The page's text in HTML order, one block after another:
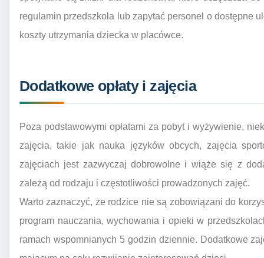
regulamin przedszkola lub zapytać personel o dostępne
koszty utrzymania dziecka w placówce.
Dodatkowe opłaty i zajęcia
Poza podstawowymi opłatami za pobyt i wyżywienie,
zajęcia, takie jak nauka języków obcych, zajęcia
zajęciach jest zazwyczaj dobrowolne i wiąże się z
zależą od rodzaju i częstotliwości prowadzonych zajęć.
Warto zaznaczyć, że rodzice nie są zobowiązani do
program nauczania, wychowania i opieki w
ramach wspomnianych 5 godzin dziennie. Dodatkowe